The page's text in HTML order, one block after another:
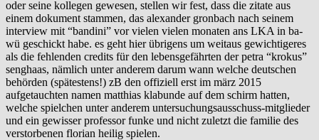
oder seine kollegen gewesen, stellen wir fest, dass die zitate aus
einem dokument stammen, das alexander gronbach nach seinem
interview mit “bandini” vor vielen vielen monaten ans LKA in ba-
wü geschickt habe. es geht hier übrigens um weitaus gewichtigeres
als die fehlenden credits für den lebensgefährten der petra “krokus”
senghaas, nämlich unter anderem darum wann welche deutschen
behörden (spätestens!) zB den offiziell erst im märz 2015
aufgetauchten namen matthias klabunde auf dem schirm hatten,
welche spielchen unter anderem untersuchungsausschuss-mitglieder
und ein gewisser professor funke und nicht zuletzt die familie des
verstorbenen florian heilig spielen.